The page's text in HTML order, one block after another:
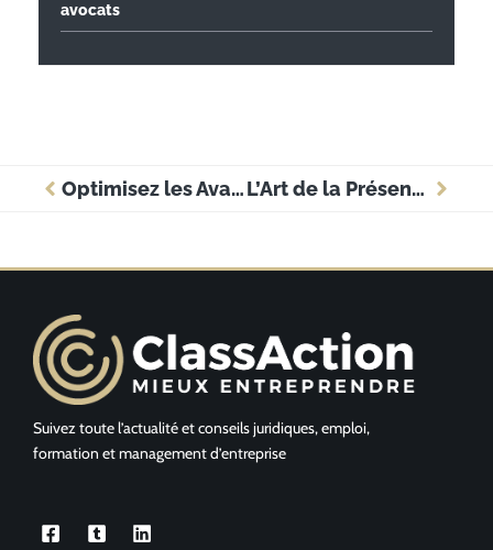
avocats
Optimisez les Avantages pour Votre Entreprise avec une Application de Cartes Cadeaux Gratuites L’Art de la Présentation en Entreprise : Maîtriser la Liste à Puces
Suivez toute l’actualité et conseils juridiques, emploi,
formation et management d’entreprise